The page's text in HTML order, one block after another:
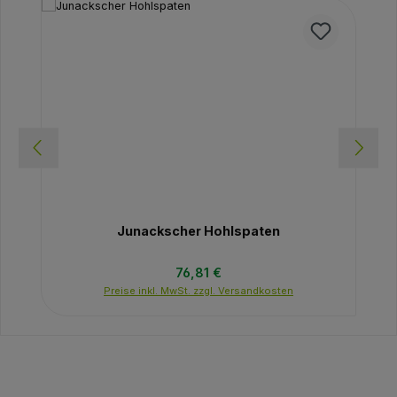
Junackscher Hohlspaten
Regulärer Preis:
76,81 €
Preise inkl. MwSt. zzgl. Versandkosten